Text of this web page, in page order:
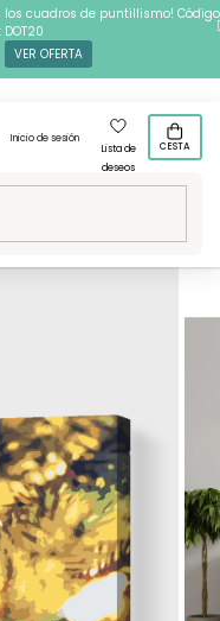
los cuadros de puntillismo! Código
VER OFERTA
Inicio de sesión
Lista de
deseos
CESTA
/ Pintura por números